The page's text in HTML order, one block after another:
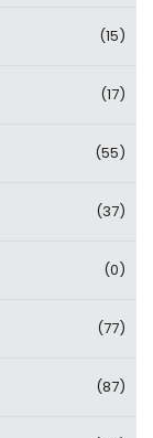
(15)
(17)
(55)
(37)
(0)
(77)
(87)